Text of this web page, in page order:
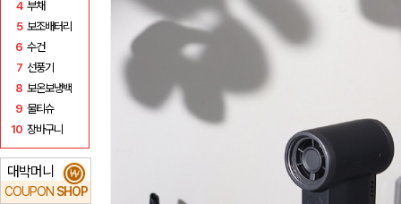
4 부채
5 보조배터리
6 수건
7 선풍기
8 보온보냉백
9 물티슈
10 장바구니
대박머니
COUPON SHOP
₩